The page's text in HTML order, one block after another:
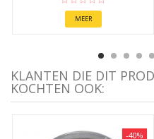
MEER
KLANTEN DIE DIT
KOCHTEN OOK:
-40%